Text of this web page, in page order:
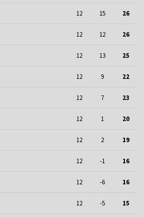
12 15 26
12 12 26
12 13 25
12 9 22
12 7 23
12 1 20
12 2 19
12 -1 16
12 -6 16
12 -5 15